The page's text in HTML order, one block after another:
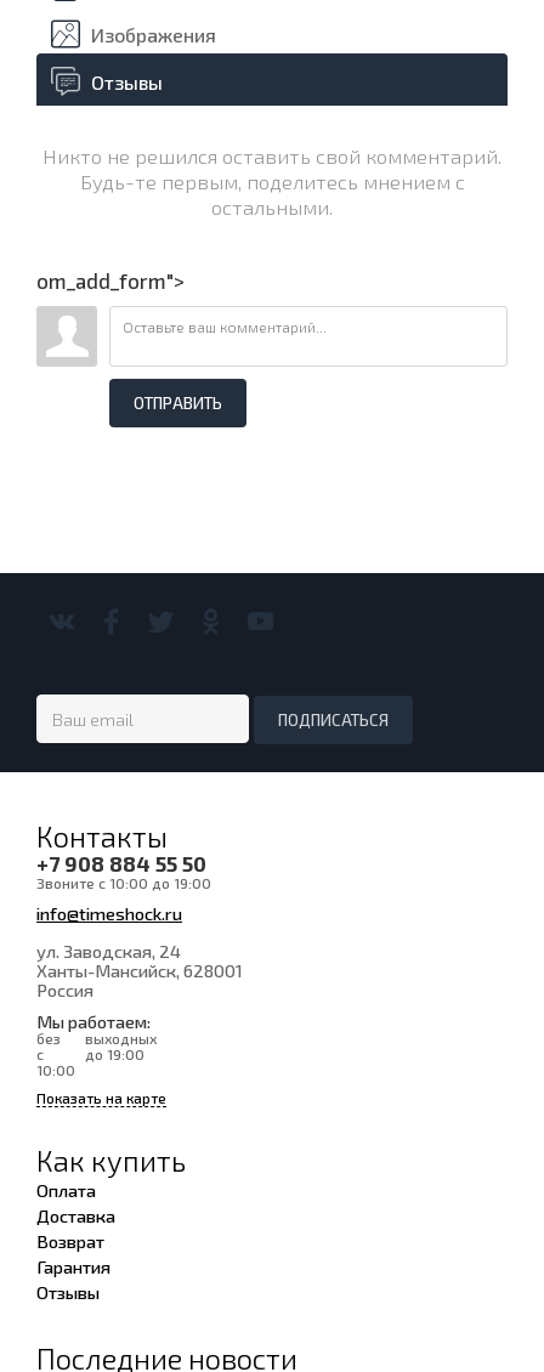
Изображения
Отзывы
Никто не решился оставить свой комментарий.
Будь-те первым, поделитесь мнением с
остальными.
om_add_form">
ОТПРАВИТЬ
Контакты
+7 908 884 55 50
Звоните с 10:00 до 19:00
info@timeshock.ru
ул. Заводская, 24
Ханты-Мансийск, 628001
Россия
Мы работаем:
без
выходных
с
10:00
до 19:00
Показать на карте
Как купить
Оплата
Доставка
Возврат
Гарантия
Отзывы
Последние новости